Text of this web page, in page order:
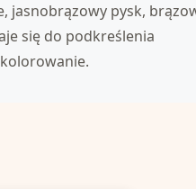
jasnobrązowy pysk,
się do podkreślenia